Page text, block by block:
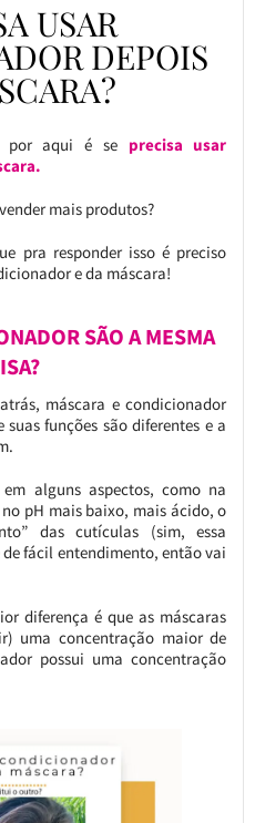
USAR
DEPOIS
por aqui é se precisa usar
mais produtos?
pra responder isso é preciso
e da máscara!
SÃO A MESMA
máscara e condicionador
funções são diferentes e a
alguns aspectos, como na
pH mais baixo, mais ácido, o
das cutículas (sim, essa
fácil entendimento, então vai
diferença é que as máscaras
uma concentração maior de
possui uma concentração